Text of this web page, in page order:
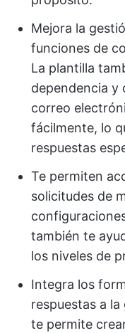
Mejora la
funciones de
La plantilla
dependencia y
correo
fácilmente, lo
respuestas
Te permiten
solicitudes de
también te
los niveles de
Integra los
respuestas a
te permite